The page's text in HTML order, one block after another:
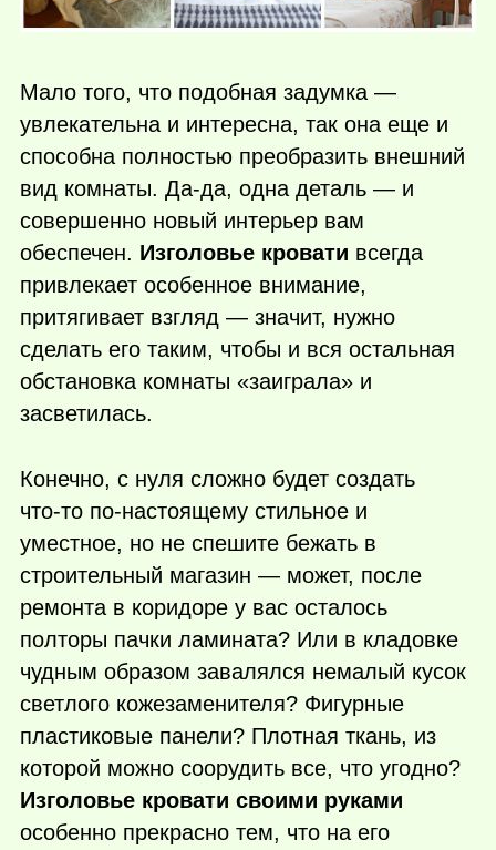
Мало того, что подобная задумка —
увлекательна и интересна, так она еще и
способна полностью преобразить внешний
вид комнаты. Да-да, одна деталь — и
совершенно новый интерьер вам
обеспечен. Изголовье кровати всегда
привлекает особенное внимание,
притягивает взгляд — значит, нужно
сделать его таким, чтобы и вся остальная
обстановка комнаты «заиграла» и
засветилась.
Конечно, с нуля сложно будет создать
что-то по-настоящему стильное и
уместное, но не спешите бежать в
строительный магазин — может, после
ремонта в коридоре у вас осталось
полторы пачки ламината? Или в кладовке
чудным образом завалялся немалый кусок
светлого кожезаменителя? Фигурные
пластиковые панели? Плотная ткань, из
которой можно соорудить все, что угодно?
Изголовье кровати своими руками
особенно прекрасно тем, что на его